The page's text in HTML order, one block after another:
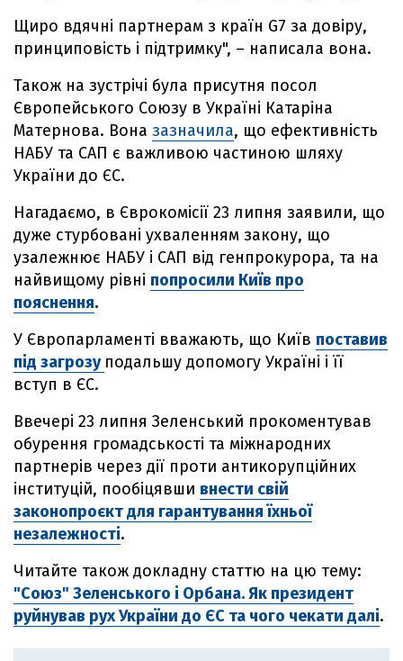
Щиро вдячні партнерам з країн G7 за довіру,
принциповість і підтримку", – написала вона.
Також на зустрічі була присутня посол
Європейського Союзу в Україні Катаріна
Матернова. Вона зазначила, що ефективність
НАБУ та САП є важливою частиною шляху
України до ЄС.
Нагадаємо, в Єврокомісії 23 липня заявили, що
дуже стурбовані ухваленням закону, що
узалежнює НАБУ і САП від генпрокурора, та на
найвищому рівні попросили Київ про
пояснення.
У Європарламенті вважають, що Київ поставив
під загрозу подальшу допомогу Україні і її
вступ в ЄС.
Ввечері 23 липня Зеленський прокоментував
обурення громадськості та міжнародних
партнерів через дії проти антикорупційних
інституцій, пообіцявши внести свій
законопроєкт для гарантування їхньої
незалежності.
Читайте також докладну статтю на цю тему:
"Союз" Зеленського і Орбана. Як президент
руйнував рух України до ЄС та чого чекати далі.